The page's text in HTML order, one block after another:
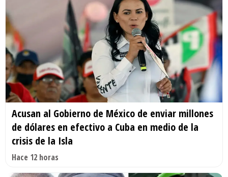
Acusan al Gobierno de México de enviar millones
de dólares en efectivo a Cuba en medio de la
crisis de la Isla
Hace 12 horas